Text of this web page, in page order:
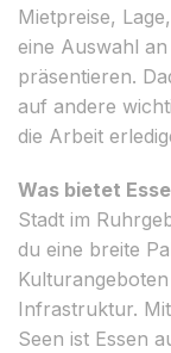
Mietpreise,
eine Auswahl
präsentieren.
auf andere
die Arbeit
Was bietet
Stadt im
du eine breite
Infrastruktur.
Seen ist Essen